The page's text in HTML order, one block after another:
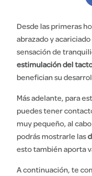
Desde las primeras
abrazado y
sensación de
estimulación del
benefician su
Más adelante, para
puedestener
muy pequeño, al
podrásmostrarle las
estotambién aporta
A continuación, te